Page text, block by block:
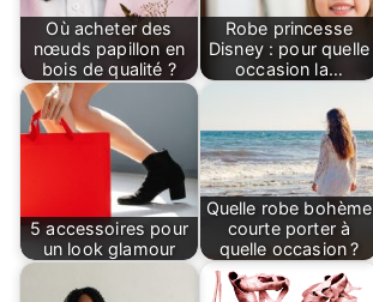
Où acheter des
nœuds papillon en
bois de qualité ?
Robe princesse
Disney : pour quelle
occasion la…
5 accessoires pour
un look glamour
Quelle robe bohème
courte porter à
quelle occasion ?